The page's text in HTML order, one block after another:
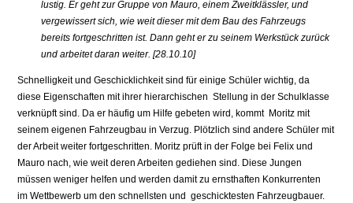
lustig. Er geht zur Gruppe von Mauro, einem Zweitklässler, und
vergewissert sich, wie weit dieser mit dem Bau des Fahrzeugs
bereits fortgeschritten ist. Dann geht er zu seinem Werkstück zurück
und arbeitet daran weiter. [28.10.10]
Schnelligkeit und Geschicklichkeit sind für einige Schüler wichtig, da
diese Eigenschaften mit ihrer hierarchischen Stellung in der Schulklasse
verknüpft sind. Da er häufig um Hilfe gebeten wird, kommt Moritz mit
seinem eigenen Fahrzeugbau in Verzug. Plötzlich sind andere Schüler mit
der Arbeit weiter fortgeschritten. Moritz prüft in der Folge bei Felix und
Mauro nach, wie weit deren Arbeiten gediehen sind. Diese Jungen
müssen weniger helfen und werden damit zu ernsthaften Konkurrenten
im Wettbewerb um den schnellsten und geschicktesten Fahrzeugbauer.